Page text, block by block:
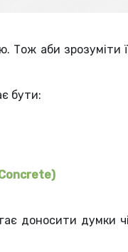
Тож аби зрозуміти
бути:
доносити думки